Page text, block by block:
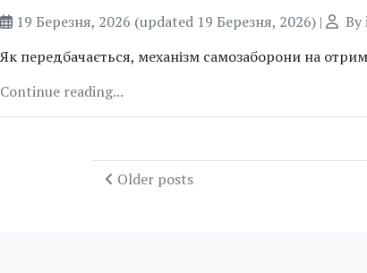
19 Березня, 2026 (updated 19 Березня, 2026) | By
Як передбачається, механізм самозаборони на
Continue reading...
Older posts